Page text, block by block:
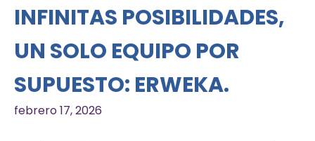
INFINITAS POSIBILIDADES,
UN SOLO EQUIPO POR
SUPUESTO: ERWEKA.
febrero 17, 2026